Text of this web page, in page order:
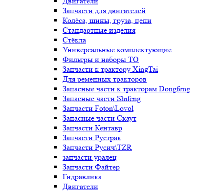
Запчасти для двигателей
Колёса, шины, груза, цепи
Стандартные изделия
Стёкла
Универсальные комплектующие
Фильтры и наборы ТО
Запчасти к трактору XingTai
Для ременных тракторов
Запасные части к тракторам Dongfeng
Запасные части Shifeng
Запчасти Foton\Lovol
Запасные части Скаут
Запчасти Кентавр
Запчасти Рустрак
Запчасти Русич\TZR
запчасти уралец
Запчасти Файтер
Гидравлика
Двигатели